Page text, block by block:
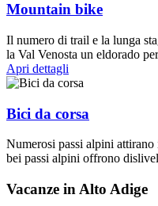
Mountain bike
Il numero di trail e la lunga
la Val Venosta un eldorado
Apri dettagli
Bici da corsa
Numerosi passi alpini
bei passi alpini offrono
Vacanze in Alto Adige